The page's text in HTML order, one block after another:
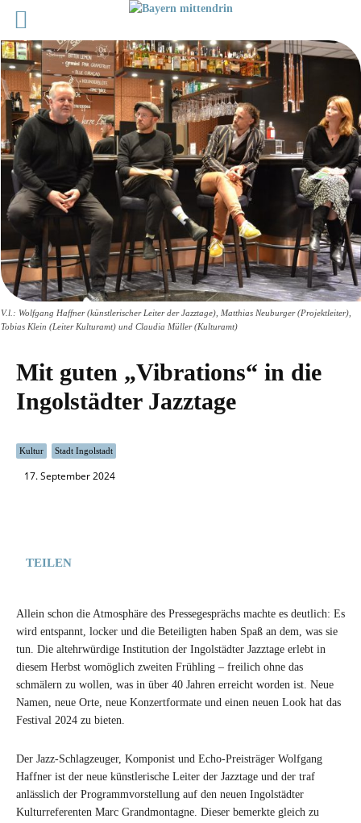
Mit guten „Vibrations“ in die
Ingolstädter Jazztage
Kultur Stadt Ingolstadt
17. September 2024
V.l.: Wolfgang Haffner (künstlerischer Leiter der Jazztage), Matthias Neuburger (Projektleiter),
Tobias Klein (Leiter Kulturamt) und Claudia Müller (Kulturamt)
TEILEN
Allein schon die Atmosphäre des Pressegesprächs machte es deutlich: Es
wird entspannt, locker und die Beteiligten haben Spaß an dem, was sie
tun. Die altehrwürdige Institution der Ingolstädter Jazztage erlebt in
diesem Herbst womöglich zweiten Frühling – freilich ohne das
schmälern zu wollen, was in über 40 Jahren erreicht worden ist. Neue
Namen, neue Orte, neue Konzertformate und einen neuen Look hat das
Festival 2024 zu bieten.
Der Jazz-Schlagzeuger, Komponist und Echo-Preisträger Wolfgang
Haffner ist der neue künstlerische Leiter der Jazztage und der traf
anlässlich der Programmvorstellung auf den neuen Ingolstädter
Kulturreferenten Marc Grandmontagne. Dieser bemerkte gleich zu